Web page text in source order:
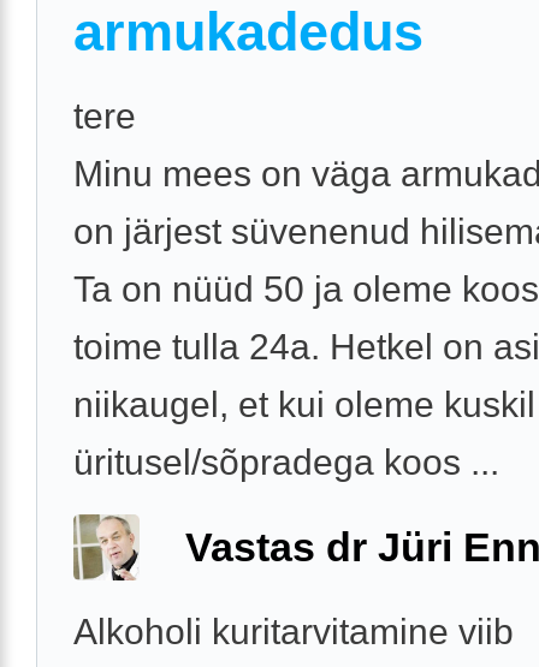
armukadedus
tere
Minu mees on väga
on järjest süvenenud
Ta on nüüd 50 ja oleme
toime tulla 24a. Hetkel on asi
niikaugel, et kui oleme kuskil
üritusel/sõpradega koos ...
Vastas dr Jüri
Alkoholi kuritarvitamine viib